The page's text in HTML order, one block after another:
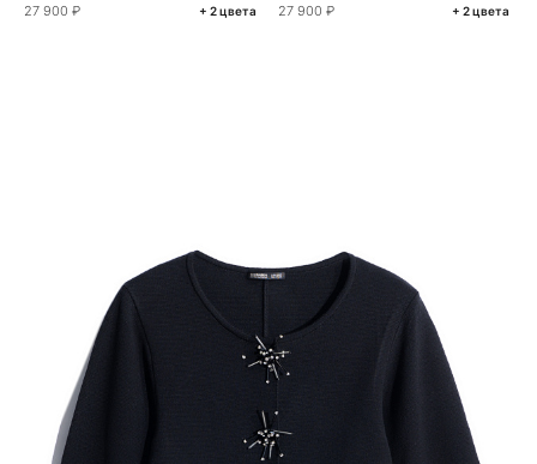
27 900 ₽ + 2 цвета 27 900 ₽ + 2 цвета